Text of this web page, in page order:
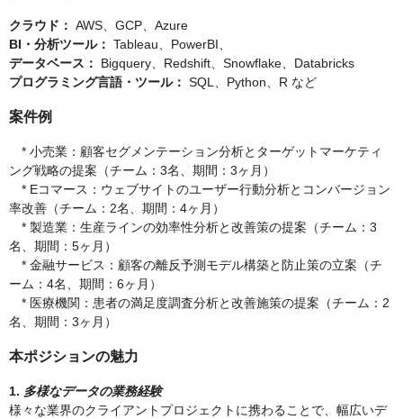
クラウド： AWS、GCP、Azure
BI・分析ツール： Tableau、PowerBI、
データベース：
Bigquery、Redshift、Snowflake、Databricks
プログラミング言語・ツール： SQL、Python、R など
案件例
* 小売業：顧客セグメンテーション分析とターゲットマーケティ
ング戦略の提案（チーム：3名、期間：3ヶ月）
* Eコマース：ウェブサイトのユーザー行動分析とコンバージョン
率改善（チーム：2名、期間：4ヶ月）
* 製造業：生産ラインの効率性分析と改善策の提案（チーム：3
名、期間：5ヶ月）
* 金融サービス：顧客の離反予測モデル構築と防止策の立案（チ
ーム：4名、期間：6ヶ月）
* 医療機関：患者の満足度調査分析と改善施策の提案（チーム：2
名、期間：3ヶ月）
本ポジションの魅力
1. 多様なデータの業務経験
様々な業界のクライアントプロジェクトに携わることで、幅広いデ